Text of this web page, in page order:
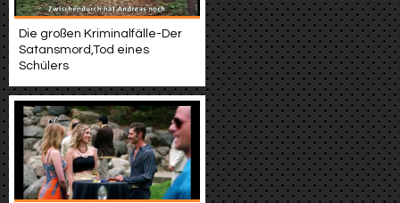
Die großen Kriminalfälle-Der
Satansmord,Tod eines
Schülers